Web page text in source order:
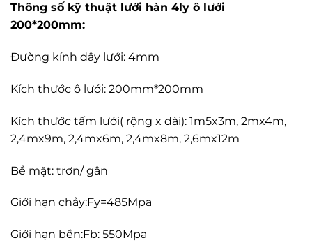
Thông số kỹ thuật lưới hàn 4ly ô lưới
200*200mm:
Đường kính dây lưới: 4mm
Kích thước ô lưới: 200mm*200mm
Kích thước tấm lưới( rộng x dài): 1m5x3m, 2mx4m,
2,4mx9m, 2,4mx6m, 2,4mx8m, 2,6mx12m
Bề mặt: trơn/ gân
Giới hạn chảy:Fy=485Mpa
Giới hạn bền:Fb: 550Mpa